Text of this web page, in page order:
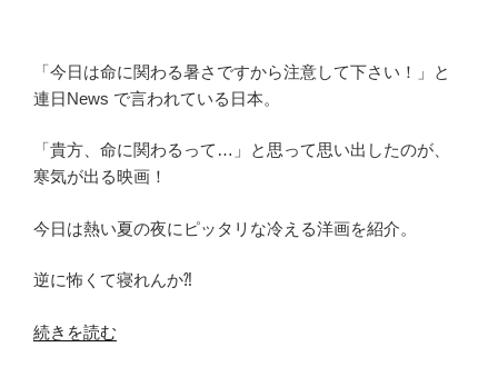
「今日は命に関わる暑さですから注意して下さい！」と
連日News で言われている日本。
「貴方、命に関わるって…」と思って思い出したのが、
寒気が出る映画！
今日は熱い夏の夜にピッタリな冷える洋画を紹介。
逆に怖くて寝れんか⁈
“【イ
続きを読む